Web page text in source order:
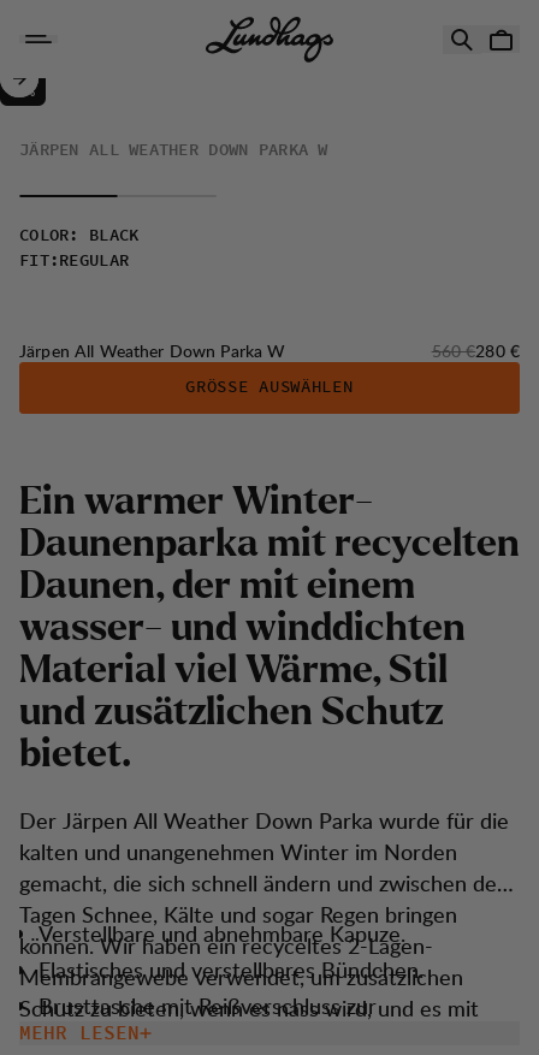
Järpen All Weather Down Parka W
VERKAUF
50%
JÄRPEN ALL WEATHER DOWN PARKA W
COLOR :
BLACK
FIT: REGULAR
Järpen All Weather Down Parka W Originalpreis:
560 €280 €
GRÖSSE AUSWÄHLEN
Ein warmer Winter-
Daunenparka mit recycelten
Daunen, der mit einem
wasser- und winddichten
Material viel Wärme, Stil
und zusätzlichen Schutz
bietet.
Der Järpen All Weather Down Parka wurde für die
kalten und unangenehmen Winter im Norden
gemacht, die sich schnell ändern und zwischen den
Tagen Schnee, Kälte und sogar Regen bringen
können. Wir haben ein recyceltes 2-Lagen-
Membrangewebe verwendet, um zusätzlichen
Schutz zu bieten, wenn es nass wird, und es mit
recycelten Daunen gefüllt, um Wärme zu
Verstellbare und abnehmbare Kapuze.
Elastisches und verstellbares Bündchen.
Brusttasche mit Reißverschluss zur
Aufbewahrung Ihrer Wertsachen.
MEHR LESEN